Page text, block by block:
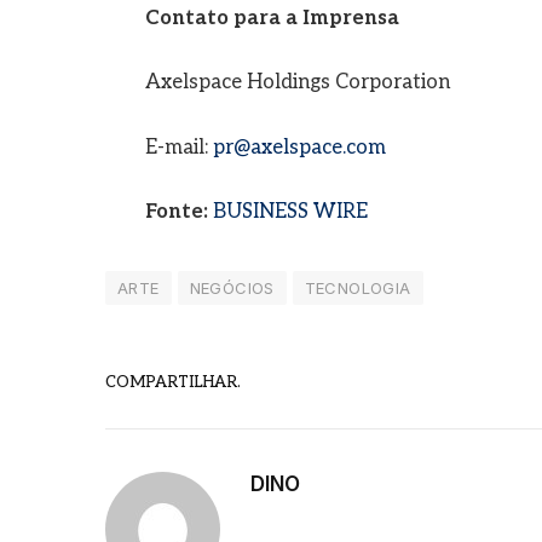
Contato para a Imprensa
Axelspace Holdings Corporation
E-mail: pr@axelspace.com
Fonte: BUSINESS WIRE
ARTE NEGÓCIOS TECNOLOGIA
COMPARTILHAR.
DINO